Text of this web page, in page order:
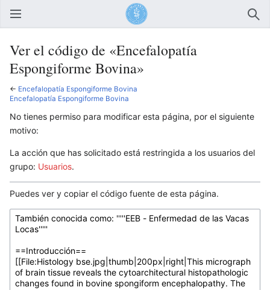
Abrir menú principal
Ver el código de «Encefalopatía
Espongiforme Bovina»
← Encefalopatía Espongiforme Bovina
Encefalopatía Espongiforme Bovina
No tienes permiso para modificar esta página, por el siguiente
motivo:
La acción que has solicitado está restringida a los usuarios del
grupo: Usuarios.
Puedes ver y copiar el código fuente de esta página.